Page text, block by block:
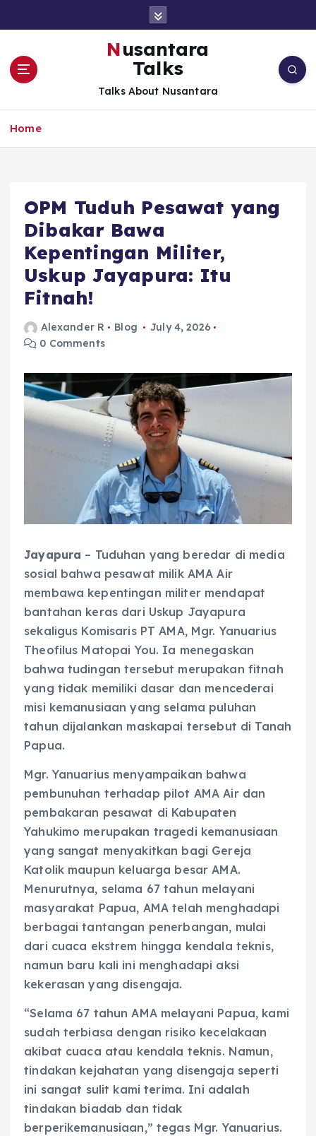
Nusantara
Talks
Talks About Nusantara
Home
OPM Tuduh Pesawat yang
Dibakar Bawa
Kepentingan Militer,
Uskup Jayapura: Itu
Fitnah!
Alexander R Blog
July 4, 2026
0 Comments
Jayapura – Tuduhan yang beredar di media
sosial bahwa pesawat milik AMA Air
membawa kepentingan militer mendapat
bantahan keras dari Uskup Jayapura
sekaligus Komisaris PT AMA, Mgr. Yanuarius
Theofilus Matopai You. Ia menegaskan
bahwa tudingan tersebut merupakan fitnah
yang tidak memiliki dasar dan mencederai
misi kemanusiaan yang selama puluhan
tahun dijalankan maskapai tersebut di Tanah
Papua.
Mgr. Yanuarius menyampaikan bahwa
pembunuhan terhadap pilot AMA Air dan
pembakaran pesawat di Kabupaten
Yahukimo merupakan tragedi kemanusiaan
yang sangat menyakitkan bagi Gereja
Katolik maupun keluarga besar AMA.
Menurutnya, selama 67 tahun melayani
masyarakat Papua, AMA telah menghadapi
berbagai tantangan penerbangan, mulai
dari cuaca ekstrem hingga kendala teknis,
namun baru kali ini menghadapi aksi
kekerasan yang disengaja.
“Selama 67 tahun AMA melayani Papua, kami
sudah terbiasa dengan risiko kecelakaan
akibat cuaca atau kendala teknis. Namun,
tindakan kejahatan yang disengaja seperti
ini sangat sulit kami terima. Ini adalah
tindakan biadab dan tidak
berperikemanusiaan,” tegas Mgr. Yanuarius.